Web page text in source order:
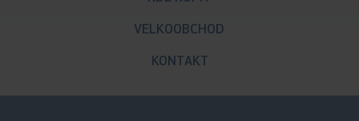
VELKOOBCHOD
KONTAKT